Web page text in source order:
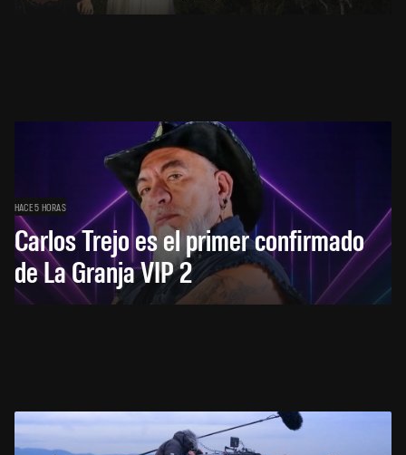
HACE 5 HORAS
Carlos Trejo es el primer confirmado
de La Granja VIP 2